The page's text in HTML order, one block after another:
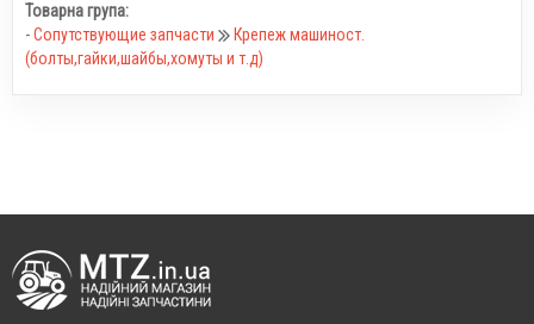
Товарна група:
-Сопутствующие запчасти
Крепеж машиност.
(болты,гайки,шайбы,хомуты и т.д)